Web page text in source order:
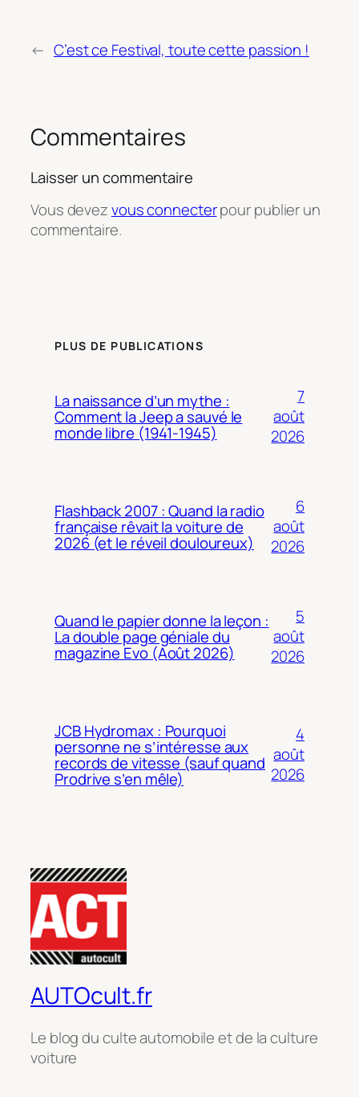
← C’est ce Festival, toute cette passion !
Commentaires
Laisser un commentaire
Vous devezvous connecterpour publier un
commentaire.
PLUS DE PUBLICATIONS
La naissance d’un mythe :
Comment la Jeep a sauvé le
monde libre (1941-1945)
7
août
2026
Flashback 2007 : Quand la radio
française rêvait la voiture de
2026 (et le réveil douloureux)
6
août
2026
Quand le papier donne la leçon :
La double page géniale du
magazine Evo (Août 2026)
5
août
2026
JCB Hydromax : Pourquoi
personne ne s’intéresse aux
records de vitesse (sauf quand
Prodrive s’en mêle)
4
août
2026
AUTOcult.fr
Le blog du culte automobile et de la culture
voiture